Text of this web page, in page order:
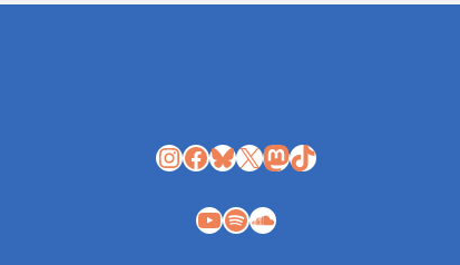
InstagramFacebook Bluesky X Mastodon TikTok
YouTube Spotify SoundCloud